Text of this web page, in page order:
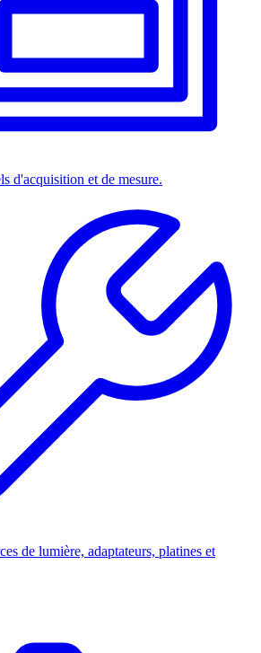
d'acquisition et de mesure.
de lumière, adaptateurs, platines et